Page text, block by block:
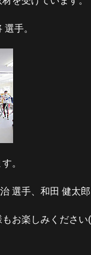
手。
。
選手、和田 健太
お楽しみください